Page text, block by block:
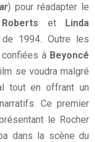
) pour réadapter le
et Linda
1994. Outre les
à Beyoncé
se voudra malgré
tout en offrant un
Ce premier
le Rocher
dans la scène du